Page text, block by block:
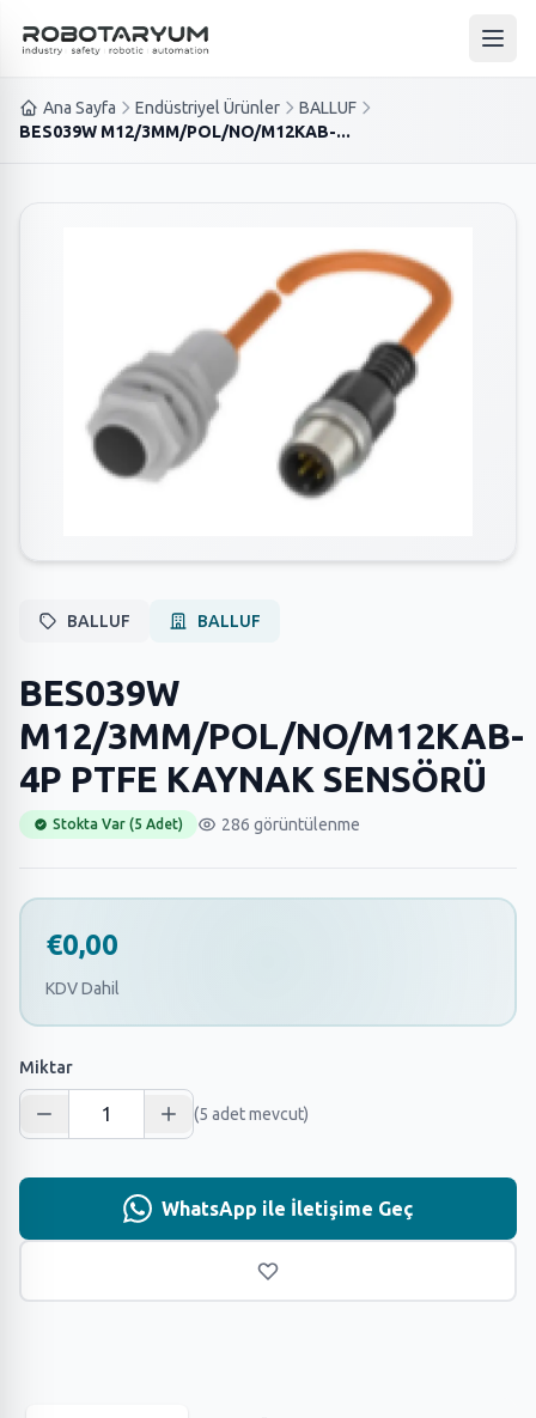
Ana içeriğe geç
Ana
Ana Sayfa Endüstriyel Ürünler
BALLUF
BES039W M12/3MM/POL/NO/M12KAB-...
BALLUF BALLUF
BES039W
M12/3MM/POL/NO/M12KAB-
4P PTFE KAYNAK SENSÖRÜ
Stokta Var (5 Adet) 286 görüntülenme
€0,00
KDV Dahil
Miktar
(5 adet mevcut)
WhatsApp ile İletişime Geç